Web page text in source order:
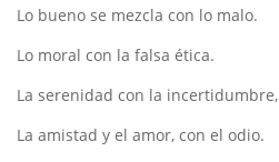
Lo bueno se mezcla con lo malo.
Lo moral con la falsa ética.
La serenidad con la incertidumbre,
La amistad y el amor, con el odio.